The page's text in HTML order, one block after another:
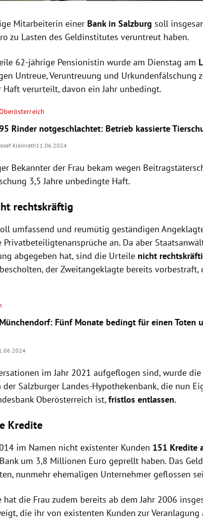
Mitarbeiterin einer Bank in Salzburg soll
zu Lasten des Geldinstitutes veruntreut haben.
62-jährige Pensionistin wurde am Dienstag am
Untreue, Veruntreuung und Urkundenfälschung
verurteilt, davon ein Jahr unbedingt.
Rinder notgeschlachtet: Betrieb kassierte
Kleinrath11.06.2024
Bekannter der Frau bekam wegen
3,5 Jahre unbedingte Haft.
rechtskräftig
umfassend und reumütig geständigen
Privatbeteiligtenansprüche an. Da aber
abgegeben hat, sind die Urteile nicht
der Zweitangeklagte bereits vorbestraft,
Fünf Monate bedingt für einen Toten
im Jahr 2021 aufgeflogen sind, wurde
Salzburger Landes-Hypothekenbank, die nun
Oberösterreich ist,fristlos entlassen.
Kredite
im Namen nicht existenter Kunden 151 Kredite
um 3,8 Millionen Euro geprellt haben. Das
nunmehr ehemaligen Unternehmer geflossen
hat die Frau zudem bereits ab dem Jahr 2006
die ihr von existenten Kunden zur